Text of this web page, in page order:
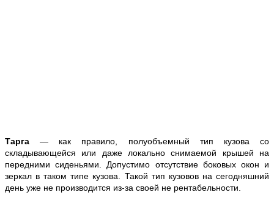
Тарга— как правило, полуобъемный тип кузова со
складывающейся или даже локально снимаемой крышей на
передними сиденьями. Допустимо отсутствие боковых окон и
зеркал в таком типе кузова. Такой тип кузовов на сегодняшний
день уже не производится из-за своей не рентабельности.